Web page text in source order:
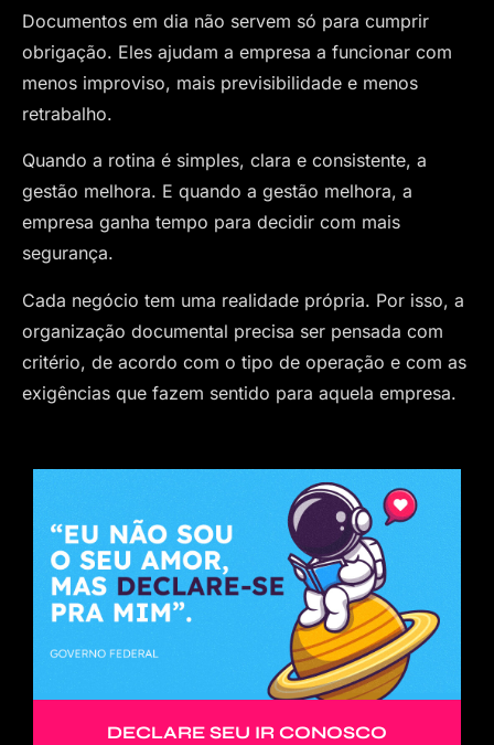
Documentos em dia não servem só para cumprir
obrigação. Eles ajudam a empresa a funcionar com
menos improviso, mais previsibilidade e menos
retrabalho.
Quando a rotina é simples, clara e consistente, a
gestão melhora. E quando a gestão melhora, a
empresa ganha tempo para decidir com mais
segurança.
Cada negócio tem uma realidade própria. Por isso, a
organização documental precisa ser pensada com
critério, de acordo com o tipo de operação e com as
exigências que fazem sentido para aquela empresa.
DECLARE SEU IR CONOSCO